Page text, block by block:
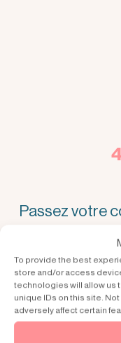
To provide the best
store and/or access
technologies will allow us
unique IDs on this site.
adversely affect certain
Passez votre
vous êtes
pouvez acheter
en